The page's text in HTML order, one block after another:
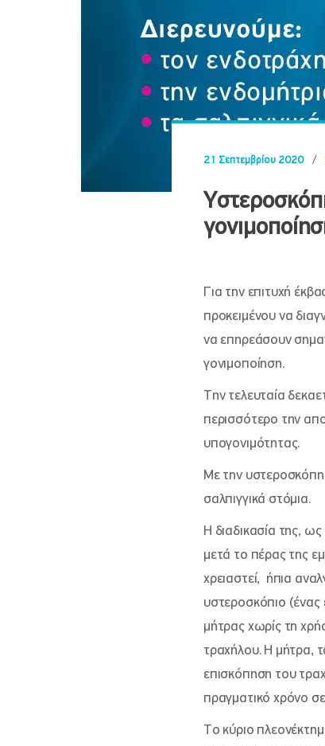
21 Σεπτεμβρίου 2020 /
Για την επιτυχή
προκειμένου να
να επηρεάσουν
γονιμοποίηση.
Την τελευταία
περισσότερο την
υπογονιμότητας.
Με την
σαλπιγγικά στόμια.
Η διαδικασία της,
μετά το πέρας της
χρειαστεί, ήπια
υστεροσκόπιο
μήτρας χωρίς τη
τραχήλου. Η μήτρα,
επισκόπηση του
πραγματικό χρόνο
Tο κύριο